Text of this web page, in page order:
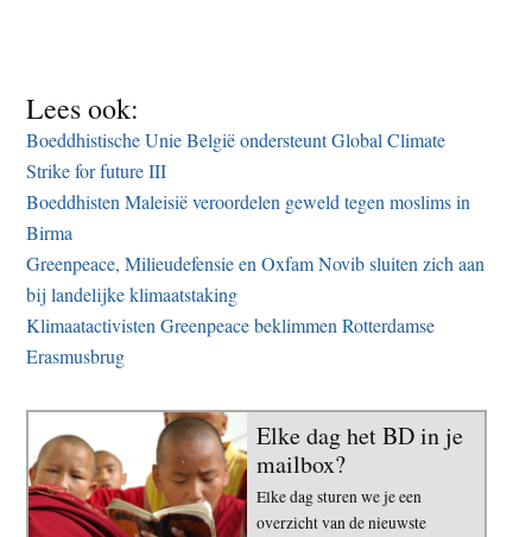
Lees ook:
Boeddhistische Unie België ondersteunt Global Climate
Strike for future III
Boeddhisten Maleisië veroordelen geweld tegen moslims in
Birma
Greenpeace, Milieudefensie en Oxfam Novib sluiten zich aan
bij landelijke klimaatstaking
Klimaatactivisten Greenpeace beklimmen Rotterdamse
Erasmusbrug
Elke dag het BD in je
mailbox?
Elke dag sturen we je een
overzicht van de nieuwste